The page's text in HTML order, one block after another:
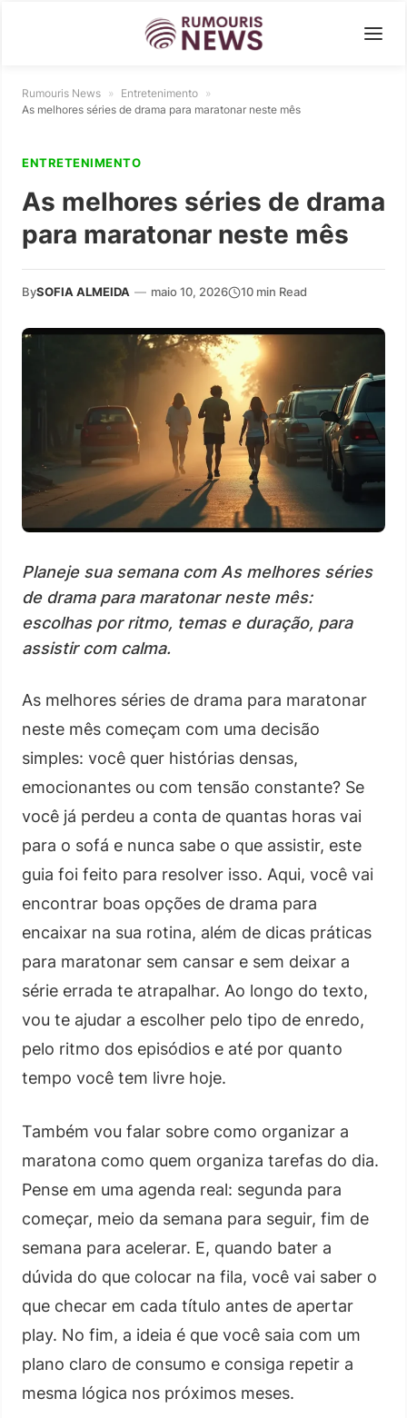
Rumouris News » Entretenimento »
As melhores séries de drama para maratonar neste mês
ENTRETENIMENTO
As melhores séries de drama
para maratonar neste mês
BySOFIA ALMEIDA — maio 10, 2026 10 min Read
Planeje sua semana com As melhores séries
de drama para maratonar neste mês:
escolhas por ritmo, temas e duração, para
assistir com calma.
As melhores séries de drama para maratonar
neste mês começam com uma decisão
simples: você quer histórias densas,
emocionantes ou com tensão constante? Se
você já perdeu a conta de quantas horas vai
para o sofá e nunca sabe o que assistir, este
guia foi feito para resolver isso. Aqui, você vai
encontrar boas opções de drama para
encaixar na sua rotina, além de dicas práticas
para maratonar sem cansar e sem deixar a
série errada te atrapalhar. Ao longo do texto,
vou te ajudar a escolher pelo tipo de enredo,
pelo ritmo dos episódios e até por quanto
tempo você tem livre hoje.
Também vou falar sobre como organizar a
maratona como quem organiza tarefas do dia.
Pense em uma agenda real: segunda para
começar, meio da semana para seguir, fim de
semana para acelerar. E, quando bater a
dúvida do que colocar na fila, você vai saber o
que checar em cada título antes de apertar
play. No fim, a ideia é que você saia com um
plano claro de consumo e consiga repetir a
mesma lógica nos próximos meses.